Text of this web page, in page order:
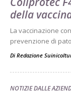
della
La vaccinazione
prevenzione di
Di Redazione
NOTIZIE DALLE